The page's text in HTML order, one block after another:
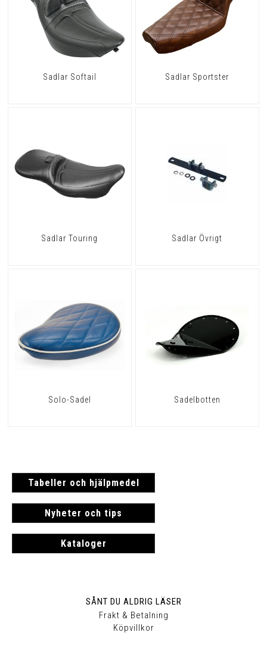
Sadlar Softail Sadlar Sportster
Sadlar Touring Sadlar Övrigt
Solo-Sadel Sadelbotten
Tabeller och hjälpmedel
Nyheter och tips
Kataloger
SÅNT DU ALDRIG LÄSER
Frakt & Betalning
Köpvillkor